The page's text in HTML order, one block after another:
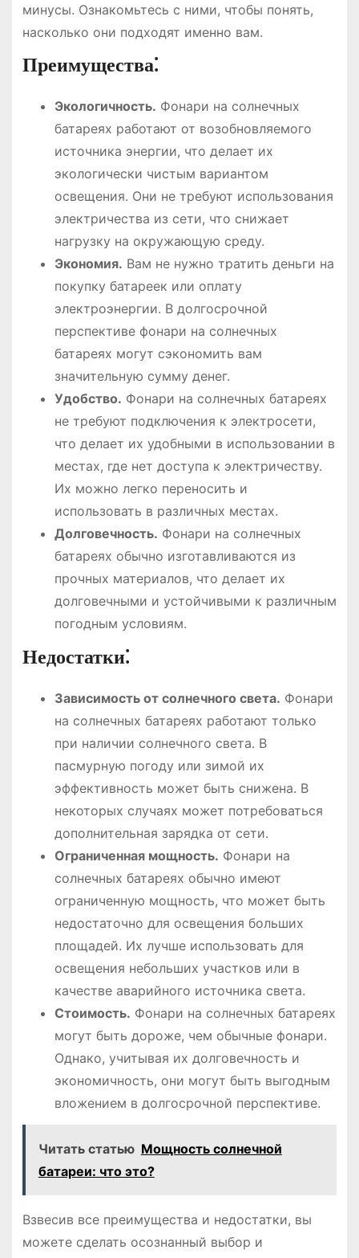
минусы. Ознакомьтесь с ними, чтобы понять,
насколько они подходят именно вам.
Преимущества⁚
Экологичность. Фонари на солнечных
батареях работают от возобновляемого
источника энергии, что делает их
экологически чистым вариантом
освещения. Они не требуют использования
электричества из сети, что снижает
нагрузку на окружающую среду.
Экономия. Вам не нужно тратить деньги на
покупку батареек или оплату
электроэнергии. В долгосрочной
перспективе фонари на солнечных
батареях могут сэкономить вам
значительную сумму денег.
Удобство. Фонари на солнечных батареях
не требуют подключения к электросети,
что делает их удобными в использовании в
местах, где нет доступа к электричеству.
Их можно легко переносить и
использовать в различных местах.
Долговечность. Фонари на солнечных
батареях обычно изготавливаются из
прочных материалов, что делает их
долговечными и устойчивыми к различным
погодным условиям.
Недостатки⁚
Зависимость от солнечного света. Фонари
на солнечных батареях работают только
при наличии солнечного света. В
пасмурную погоду или зимой их
эффективность может быть снижена. В
некоторых случаях может потребоваться
дополнительная зарядка от сети.
Ограниченная мощность. Фонари на
солнечных батареях обычно имеют
ограниченную мощность, что может быть
недостаточно для освещения больших
площадей. Их лучше использовать для
освещения небольших участков или в
качестве аварийного источника света.
Стоимость. Фонари на солнечных батареях
могут быть дороже, чем обычные фонари.
Однако, учитывая их долговечность и
экономичность, они могут быть выгодным
вложением в долгосрочной перспективе.
Читать статью Мощность солнечной
батареи: что это?
Взвесив все преимущества и недостатки, вы
можете сделать осознанный выбор и